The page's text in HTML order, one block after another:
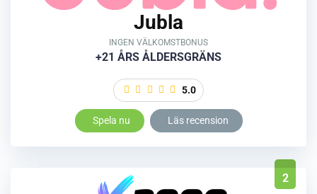
Jubla
INGEN VÄLKOMSTBONUS
+21 ÅRS ÅLDERSGRÄNS
5.0
Spela nu Läs recension
2